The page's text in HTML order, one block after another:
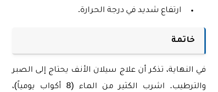
ارتفاع شديد في درجة الحرارة.
خاتمة
في النهاية، تذكر أن علاج سيلان الأنف يحتاج إلى الصبر
والترطيب. اشرب الكثير من الماء (8 أكواب يومياً)،